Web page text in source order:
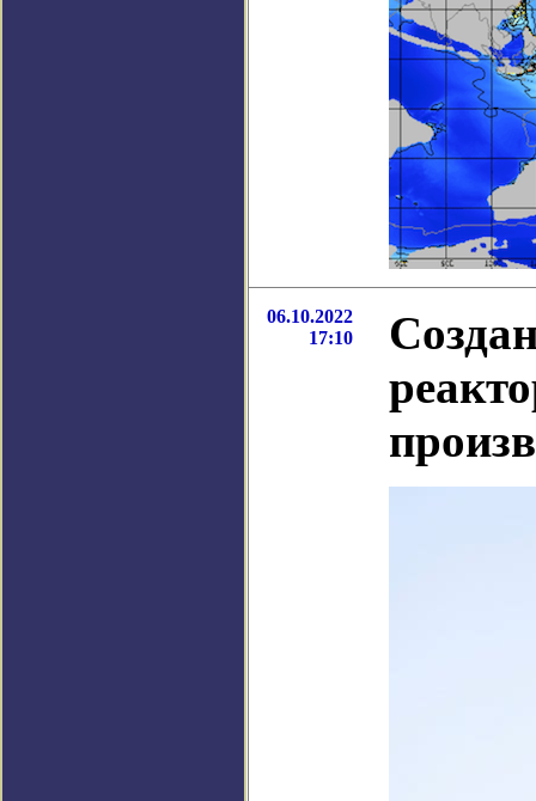
06.10.2022
17:10